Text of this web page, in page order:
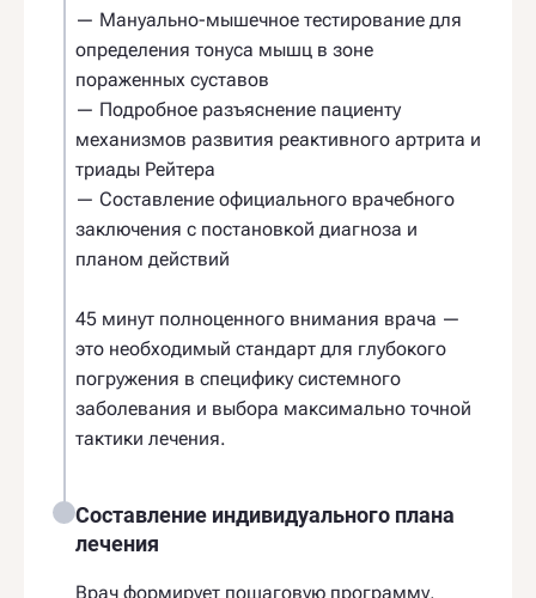
— Мануально-мышечное тестирование для
определения тонуса мышц в зоне
пораженных суставов
— Подробное разъяснение пациенту
механизмов развития реактивного артрита и
триады Рейтера
— Составление официального врачебного
заключения с постановкой диагноза и
планом действий
45 минут полноценного внимания врача —
это необходимый стандарт для глубокого
погружения в специфику системного
заболевания и выбора максимально точной
тактики лечения.
Составление индивидуального плана
лечения
Врач формирует пошаговую программу,